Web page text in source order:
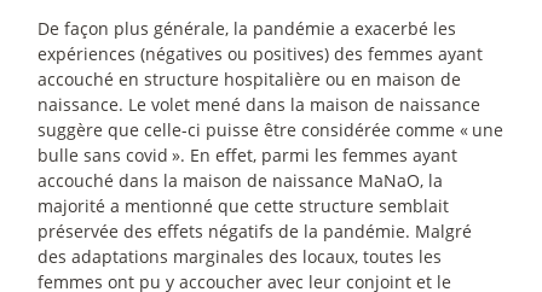
De façon plus générale, la pandémie a exacerbé les
expériences (négatives ou positives) des femmes ayant
accouché en structure hospitalière ou en maison de
naissance. Le volet mené dans la maison de naissance
suggère que celle-ci puisse être considérée comme « une
bulle sans covid ». En effet, parmi les femmes ayant
accouché dans la maison de naissance MaNaO, la
majorité a mentionné que cette structure semblait
préservée des effets négatifs de la pandémie. Malgré
des adaptations marginales des locaux, toutes les
femmes ont pu y accoucher avec leur conjoint et le